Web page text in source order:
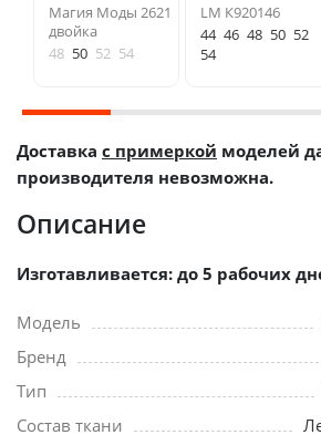
Магия Моды 2621
двойка
48 50 52 54
LM К920146
44 46 48 50 52
54
Доставка с примеркой моделей
производителя невозможна.
Описание
Изготавливается: до 5 рабочих
Модель
Бренд
Тип
Состав ткани